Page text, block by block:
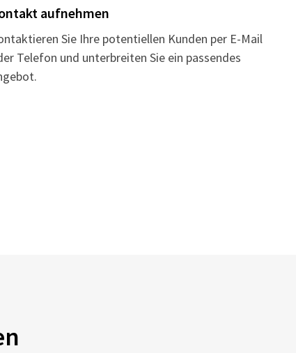
aufnehmen
Sie Ihre potentiellen Kunden per E-Mail
Telefon und unterbreiten Sie ein passendes